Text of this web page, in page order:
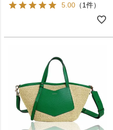
5.00 （1件）